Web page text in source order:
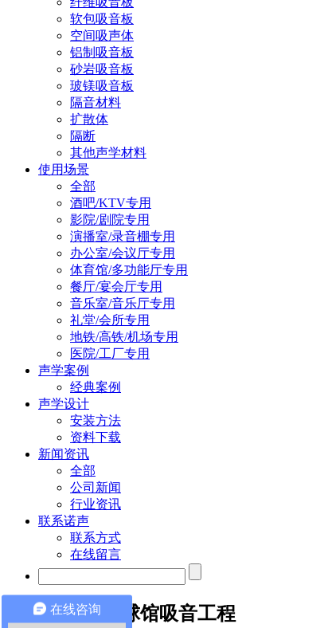
软包吸音板
空间吸声体
铝制吸音板
砂岩吸音板
玻镁吸音板
隔音材料
扩散体
隔断
其他声学材料
使用场景
全部
酒吧/KTV专用
影院/剧院专用
演播室/录音棚专用
办公室/会议厅专用
体育馆/多功能厅专用
餐厅/宴会厅专用
音乐室/音乐厅专用
礼堂/会所专用
地铁/高铁/机场专用
医院/工厂专用
声学案例
经典案例
声学设计
安装方法
资料下载
新闻资讯
全部
公司新闻
行业资讯
联系诺声
联系方式
在线留言
安徽某中学篮球馆吸音工程
在线咨询